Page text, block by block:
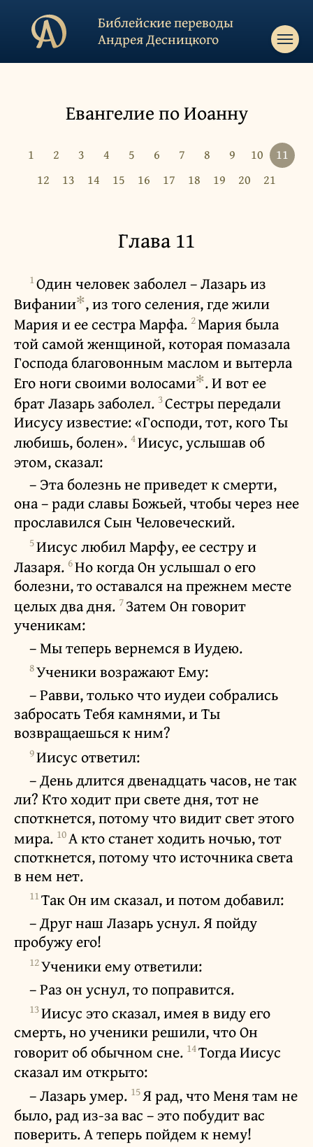
Библейские переводы
Андрея Десницкого
Евангелие по Иоанну
1 2 3 4 5 6 7 8 9 10
11
12
13 14 15 16 17 18 19 20 21
Глава 11
1Один человек заболел – Лазарь из
Вифании✻, из того селения, где жили
Мария и ее сестра Марфа. 2Мария была
той самой женщиной, которая помазала
Господа благовонным маслом и вытерла
Его ноги своими волосами✻. И вот ее
брат Лазарь заболел. 3Сестры передали
Иисусу известие: «Господи, тот, кого Ты
любишь, болен». 4Иисус, услышав об
этом, сказал:
– Эта болезнь не приведет к смерти,
она – ради славы Божьей, чтобы через нее
прославился Сын Человеческий.
5Иисус любил Марфу, ее сестру и
Лазаря. 6Но когда Он услышал о его
болезни, то оставался на прежнем месте
целых два дня. 7Затем Он говорит
ученикам:
– Мы теперь вернемся в Иудею.
8Ученики возражают Ему:
– Равви, только что иудеи собрались
забросать Тебя камнями, и Ты
возвращаешься к ним?
9Иисус ответил:
– День длится двенадцать часов, не так
ли? Кто ходит при свете дня, тот не
споткнется, потому что видит свет этого
мира. 10А кто станет ходить ночью, тот
споткнется, потому что источника света
в нем нет.
11Так Он им сказал, и потом добавил:
– Друг наш Лазарь уснул. Я пойду
пробужу его!
12Ученики ему ответили:
– Раз он уснул, то поправится.
13Иисус это сказал, имея в виду его
смерть, но ученики решили, что Он
говорит об обычном сне. 14Тогда Иисус
сказал им открыто:
– Лазарь умер. 15Я рад, что Меня там не
было, рад из-за вас – это побудит вас
поверить. А теперь пойдем к нему!